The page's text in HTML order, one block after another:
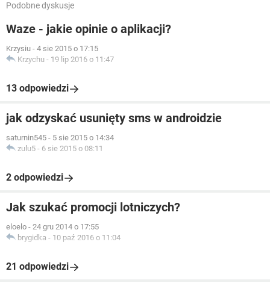
Podobne dyskusje
Waze - jakie opinie o aplikacji?
Krzysiu - 4 sie 2015 o 17:15
Krzychu - 19 lip 2016 o 11:47
13 odpowiedzi
jak odzyskać usunięty sms w androidzie
saturnin545 - 5 sie 2015 o 14:34
zulu5 - 6 sie 2015 o 08:11
2 odpowiedzi
Jak szukać promocji lotniczych?
eloelo - 24 gru 2014 o 17:55
brygidka - 10 paź 2016 o 11:04
21 odpowiedzi